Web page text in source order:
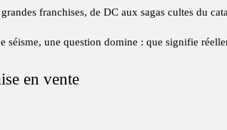
franchises, de DC aux sagas cultes du
séisme, une question domine : que signifie
en vente